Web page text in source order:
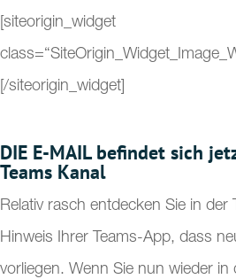
[siteorigin_widget
[/siteorigin_widget]
DIE E-MAIL befindet sich
Teams Kanal
Relativ rasch entdecken Sie in der
Hinweis Ihrer Teams-App, dass
vorliegen. Wenn Sie nun wieder in